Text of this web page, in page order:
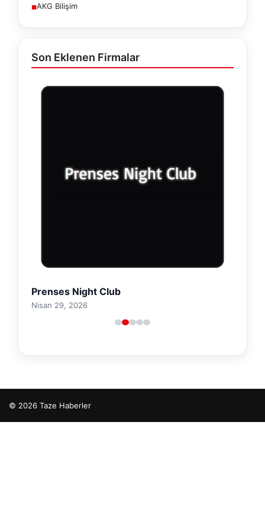
■AKG Bilişim
Son Eklenen Firmalar
Prenses Night Club
Nisan 29, 2026
© 2026 Taze Haberler